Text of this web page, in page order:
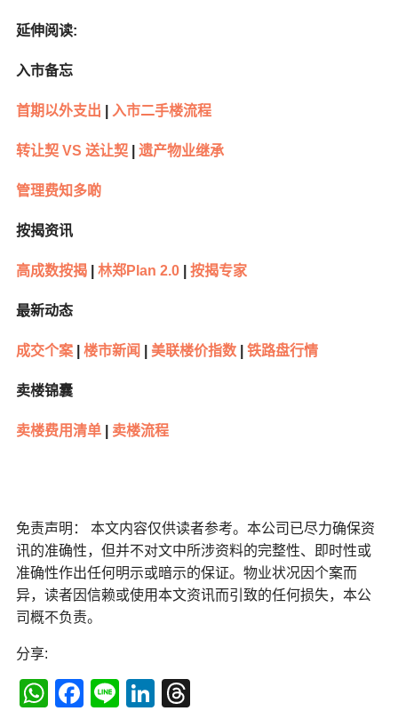
延伸阅读:
入市备忘
首期以外支出 入市二手楼流程
转让契 VS 送让契 遗产物业继承
管理费知多啲
按揭资讯
高成数按揭| 林郑Plan 2.0| 按揭专家
最新动态
成交个案| 楼市新闻 美联楼价指数| 铁路盘行情
卖楼锦囊
卖楼费用清单| 卖楼流程
免责声明： 本文内容仅供读者参考。本公司已尽力确保资
讯的准确性，但并不对文中所涉资料的完整性、即时性或
准确性作出任何明示或暗示的保证。物业状况因个案而
异，读者因信赖或使用本文资讯而引致的任何损失，本公
司概不负责。
分享:
WhatsApp
Facebook
LineLinkedIn